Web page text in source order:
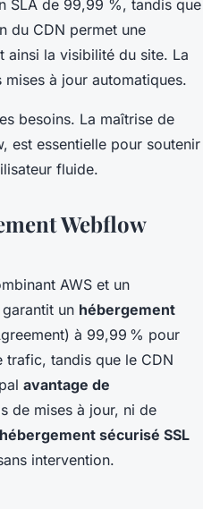
SLA de 99,99 %, tandis que
du CDN permet une
ainsi la visibilité du site. La
à jour automatiques.
besoins. La maîtrise de
est essentielle pour soutenir
fluide.
Webflow
AWS et un
un hébergement
à 99,99 % pour
trafic, tandis que le CDN
avantage de
de mises à jour, ni de
hébergement sécurisé SSL
intervention.